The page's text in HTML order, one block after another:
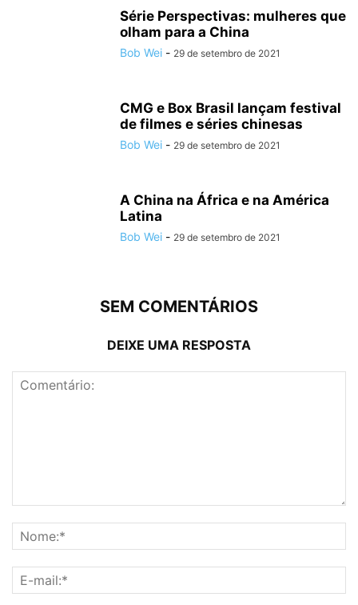
Série Perspectivas: mulheres que
olham para a China
Bob Wei - 29 de setembro de 2021
CMG e Box Brasil lançam festival
de filmes e séries chinesas
Bob Wei - 29 de setembro de 2021
A China na África e na América
Latina
Bob Wei - 29 de setembro de 2021
SEM COMENTÁRIOS
DEIXE UMA RESPOSTA